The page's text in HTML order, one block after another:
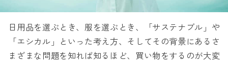
日用品を選ぶとき、服を選ぶとき、「サステナブル」や
「エシカル」といった考え方、そしてその背景にあるさ
まざまな問題を知れば知るほど、買い物をするのが大変